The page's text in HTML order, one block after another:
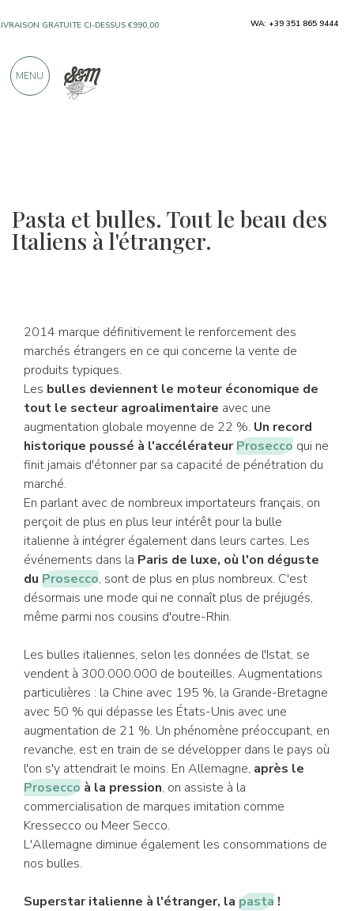
Pasta et bulles. Tout le beau des
Italiens à l'étranger.
2014 marque définitivement le renforcement des
marchés étrangers en ce qui concerne la vente de
produits typiques.
Les bulles deviennent le moteur économique de
tout le secteur agroalimentaire avec une
augmentation globale moyenne de 22 %. Un record
historique poussé à l'accélérateurProsecco qui ne
finit jamais d'étonner par sa capacité de pénétration du
marché.
En parlant avec de nombreux importateurs français, on
perçoit de plus en plus leur intérêt pour la bulle
italienne à intégrer également dans leurs cartes. Les
événements dans la Paris de luxe, où l'on déguste
du Prosecco, sont de plus en plus nombreux. C'est
désormais une mode qui ne connaît plus de préjugés,
même parmi nos cousins d'outre-Rhin.
Les bulles italiennes, selon les données de l'Istat, se
vendent à 300.000.000 de bouteilles. Augmentations
particulières : la Chine avec 195 %, la Grande-Bretagne
avec 50 % qui dépasse les États-Unis avec une
augmentation de 21 %. Un phénomène préoccupant, en
revanche, est en train de se développer dans le pays où
l'on s'y attendrait le moins. En Allemagne, après le
Prosecco à la pression, on assiste à la
commercialisation de marques imitation comme
Kressecco ou Meer Secco.
L'Allemagne diminue également les consommations de
nos bulles.
Superstar italienne à l'étranger, la pasta !
GRATUITE CI-DESSUS €990,00
DES PRODUITS PROVENANT
FABRICANTS
WA: +39 351 865 9444
MENU